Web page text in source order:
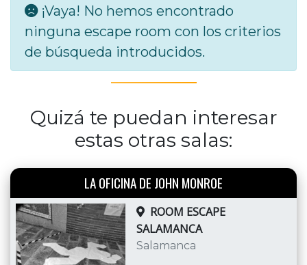
¡Vaya! No hemos encontrado
ninguna escape room con los criterios
de búsqueda introducidos.
Quizá te puedan interesar
estas otras salas:
LA OFICINA DE JOHN MONROE
ROOM ESCAPE
SALAMANCA
Salamanca